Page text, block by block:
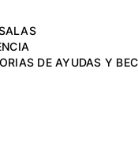
DE AYUDAS Y